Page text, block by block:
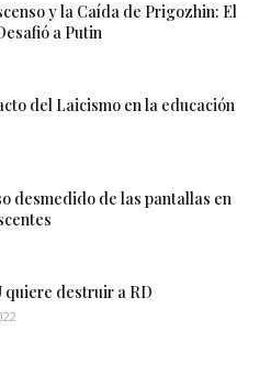
y la Caída de Prigozhin: El
a Putin
del Laicismo en la educación
desmedido de las pantallas en
quiere destruir a RD